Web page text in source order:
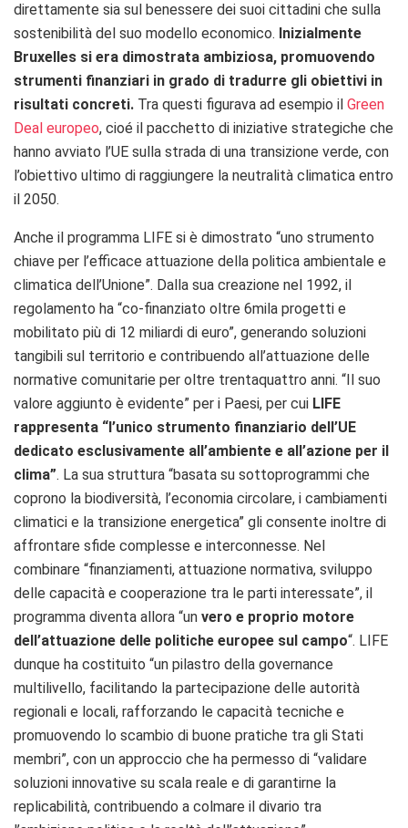
direttamente sia sul benessere dei suoi cittadini che sulla
sostenibilità del suo modello economico. Inizialmente
Bruxelles si era dimostrata ambiziosa, promuovendo
strumenti finanziari in grado di tradurre gli obiettivi in
risultati concreti. Tra questi figurava ad esempio il Green
Deal europeo, cioé il pacchetto di iniziative strategiche che
hanno avviato l’UE sulla strada di una transizione verde, con
l’obiettivo ultimo di raggiungere la neutralità climatica entro
il 2050.
Anche il programma LIFE si è dimostrato “uno strumento
chiave per l’efficace attuazione della politica ambientale e
climatica dell’Unione”. Dalla sua creazione nel 1992, il
regolamento ha “co-finanziato oltre 6mila progetti e
mobilitato più di 12 miliardi di euro”, generando soluzioni
tangibili sul territorio e contribuendo all’attuazione delle
normative comunitarie per oltre trentaquattro anni. “Il suo
valore aggiunto è evidente” per i Paesi, per cui LIFE
rappresenta “l’unico strumento finanziario dell’UE
dedicato esclusivamente all’ambiente e all’azione per il
clima”. La sua struttura “basata su sottoprogrammi che
coprono la biodiversità, l’economia circolare, i cambiamenti
climatici e la transizione energetica” gli consente inoltre di
affrontare sfide complesse e interconnesse. Nel
combinare “finanziamenti, attuazione normativa, sviluppo
delle capacità e cooperazione tra le parti interessate”, il
programma diventa allora “un vero e proprio motore
dell’attuazione delle politiche europee sul campo“. LIFE
dunque ha costituito “un pilastro della governance
multilivello, facilitando la partecipazione delle autorità
regionali e locali, rafforzando le capacità tecniche e
promuovendo lo scambio di buone pratiche tra gli Stati
membri”, con un approccio che ha permesso di “validare
soluzioni innovative su scala reale e di garantirne la
replicabilità, contribuendo a colmare il divario tra